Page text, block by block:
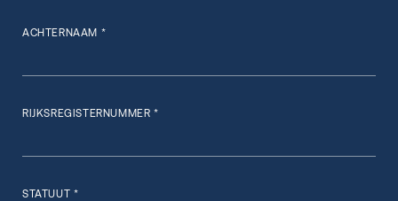
ACHTERNAAM *
RIJKSREGISTERNUMMER *
STATUUT *